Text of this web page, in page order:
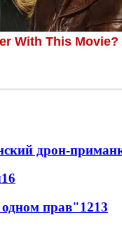
дрон-
16
прав"1213